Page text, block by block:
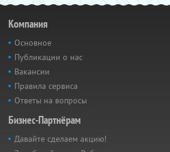
Компания
Основное
Публикации о нас
Вакансии
Правила сервиса
Ответы на вопросы
Бизнес-Партнёрам
Давайте сделаем акцию!